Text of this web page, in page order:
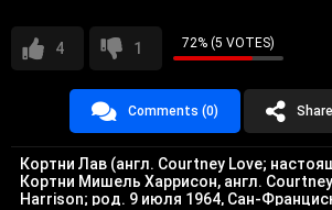
4 1 72% (5 VOTES)
Comments (0) Share
Кортни Лав (англ. Courtney Love;
Кортни Мишель Харрисон, англ.
Harrison; род. 9 июля 1964, Сан-